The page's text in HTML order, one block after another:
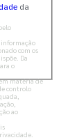
da
com os
Da
o
matéria de
controlo
ao